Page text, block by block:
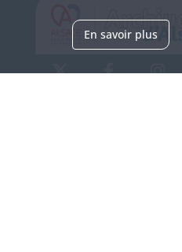
En savoir plus